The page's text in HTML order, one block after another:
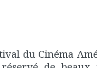
du Cinéma